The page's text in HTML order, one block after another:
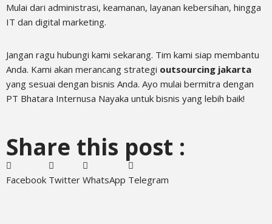
Mulai dari administrasi, keamanan, layanan kebersihan, hingga
IT dan digital marketing.
Jangan ragu hubungi kami sekarang. Tim kami siap membantu
Anda. Kami akan merancang strategi outsourcing jakarta
yang sesuai dengan bisnis Anda. Ayo mulai bermitra dengan
PT Bhatara Internusa Nayaka untuk bisnis yang lebih baik!
Share this post :
Facebook Twitter WhatsApp Telegram